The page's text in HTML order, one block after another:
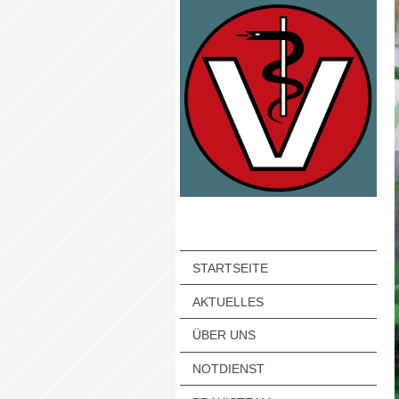
STARTSEITE
AKTUELLES
ÜBER UNS
NOTDIENST